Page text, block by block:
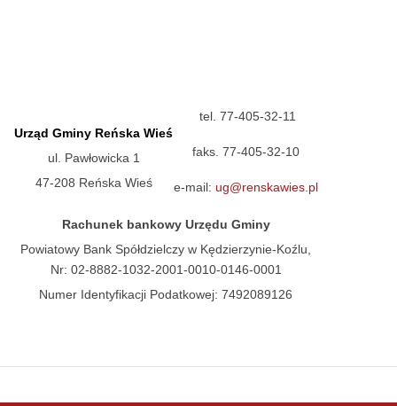
Urząd Gminy Reńska Wieś
ul. Pawłowicka 1
47-208 Reńska Wieś
tel. 77-405-32-11
faks. 77-405-32-10
e-mail: ug@renskawies.pl
Rachunek bankowy Urzędu Gminy
Powiatowy Bank Spółdzielczy w Kędzierzynie-Koźlu,
Nr: 02-8882-1032-2001-0010-0146-0001
Numer Identyfikacji Podatkowej: 7492089126